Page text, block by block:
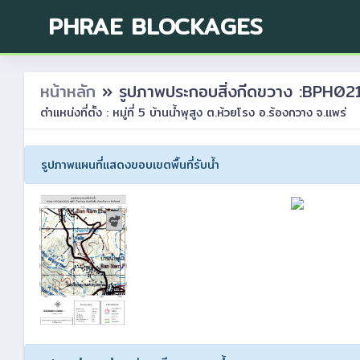
PHRAE BLOCKAGES
หน้าหลัก » รูปภาพประกอบสิ่งกีดขวาง
ตำแหน่งที่ตั้ง : หมู่ที่ 5 บ้านน้ำพุสูง ต.ห้วยโรง อ.ร้องกวาง จ.แพร่
รูปภาพแผนที่แสดงขอบเขตพื้นที่รับน้ำ